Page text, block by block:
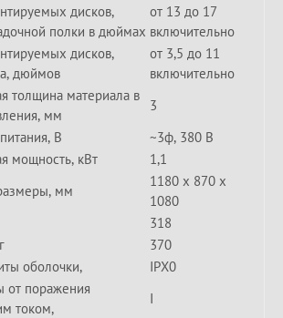
дисков,
полки в дюймах
от 13 до 17
включительно
дисков,
дюймов
от 3,5 до 11
включительно
толщина материала в
мм
3
В
~3ф, 380 В
мощность, кВт
1,1
мм
1180 х 870 х
1080
318
370
оболочки,
IPX0
от поражения
током,
I